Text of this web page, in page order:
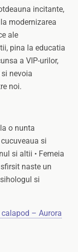
incitante,
modernizarea
ale
pina la educatia
a VIP-urilor,
nevoia
noi.
o nunta
si
si altii • Femeia
naste un
si
– Aurora